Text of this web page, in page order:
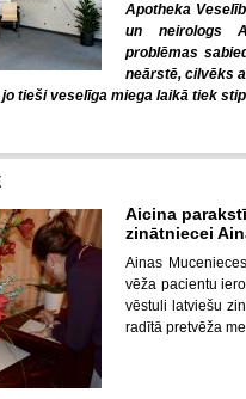
Apotheka
un neirologs
problēmas
neārstē, cilvēks
tieši veselīga miega laikā tiek
Aicina
zinātniecei
Ainas
vēža pacientu
vēstuli latviešu
radītā pretvēža